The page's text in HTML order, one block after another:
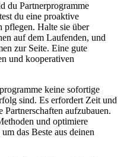
du Partnerprogramme
du eine proaktive
pflegen. Halte sie über
auf dem Laufenden, und
zur Seite. Eine gute
und kooperativen
keine sofortige
sind. Es erfordert Zeit und
aufzubauen.
und optimiere
das Beste aus deinen